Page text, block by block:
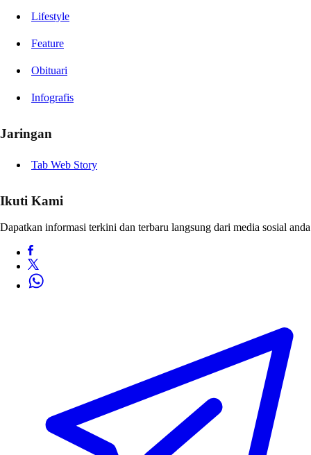
Lifestyle
Feature
Obituari
Infografis
Jaringan
Tab Web Story
Ikuti Kami
Dapatkan informasi terkini dan terbaru langsung dari media sosial anda